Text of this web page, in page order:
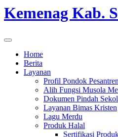
Kemenag Kab.
Home
Berita
Layanan
Profil Pondok
Alih Fungsi Musola
Dokumen Pindah
Layanan Bimas Kristen
Lagu Merdu
Produk Halal
Sertifikasi